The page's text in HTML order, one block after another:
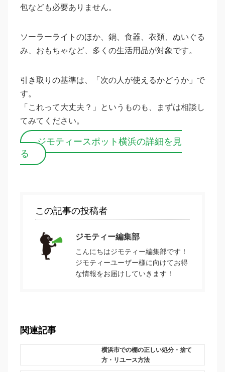
包なども必要ありません。
ソーラーライトのほか、鍋、食器、衣類、ぬいぐる
み、おもちゃなど、多くの生活用品が対象です。
引き取りの基準は、「次の人が使えるかどうか」で
す。
「これって大丈夫？」というものも、まずは相談し
てみてください。
ジモティースポット横浜の詳細を見
る
この記事の投稿者
ジモティー編集部
こんにちはジモティー編集部です！
ジモティーユーザー様に向けてお得
な情報をお届けしていきます！
関連記事
横浜市での棚の正しい処分・捨て
方・リユース方法